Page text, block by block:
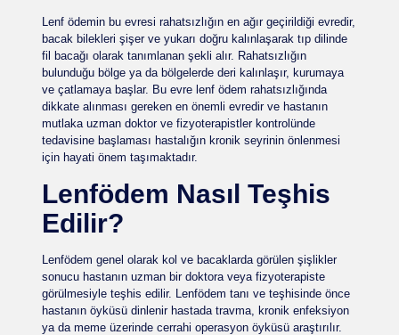
Lenf ödemin bu evresi rahatsızlığın en ağır geçirildiği evredir,
bacak bilekleri şişer ve yukarı doğru kalınlaşarak tıp dilinde
fil bacağı olarak tanımlanan şekli alır. Rahatsızlığın
bulunduğu bölge ya da bölgelerde deri kalınlaşır, kurumaya
ve çatlamaya başlar. Bu evre lenf ödem rahatsızlığında
dikkate alınması gereken en önemli evredir ve hastanın
mutlaka uzman doktor ve fizyoterapistler kontrolünde
tedavisine başlaması hastalığın kronik seyrinin önlenmesi
için hayati önem taşımaktadır.
Lenfödem Nasıl Teşhis
Edilir?
Lenfödem genel olarak kol ve bacaklarda görülen şişlikler
sonucu hastanın uzman bir doktora veya fizyoterapiste
görülmesiyle teşhis edilir. Lenfödem tanı ve teşhisinde önce
hastanın öyküsü dinlenir hastada travma, kronik enfeksiyon
ya da meme üzerinde cerrahi operasyon öyküsü araştırılır.